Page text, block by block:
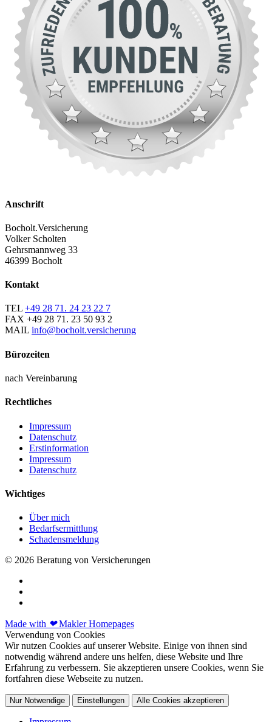
Anschrift
Bocholt.Versicherung
Volker Scholten
Gehrsmannweg 33
46399 Bocholt
Kontakt
TEL +49 28 71. 24 23 22 7
FAX +49 28 71. 23 50 93 2
MAIL info@bocholt.versicherung
Bürozeiten
nach Vereinbarung
Rechtliches
Impressum
Datenschutz
Erstinformation
Impressum
Datenschutz
Wichtiges
Über mich
Bedarfsermittlung
Schadensmeldung
© 2026 Beratung von Versicherungen
Made with ❤Makler Homepages
Verwendung von Cookies
Wir nutzen Cookies auf unserer Website. Einige von ihnen sind
notwendig während andere uns helfen, diese Website und Ihre
Erfahrung zu verbessern. Sie akzeptieren unsere Cookies, wenn Sie
fortfahren diese Webseite zu nutzen.
Nur Notwendige Einstellungen Alle Cookies akzeptieren